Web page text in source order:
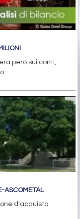
però sui conti,
ASCOMETAL
d'acquisto.